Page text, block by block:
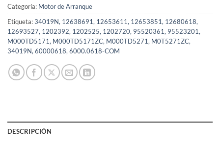
Categoría: Motor de Arranque
Etiqueta:34019N, 12638691, 12653611, 12653851, 12680618,
12693527, 1202392, 1202525, 1202720, 95520361, 95523201,
M000TD5171, M000TD5171ZC, M000TD5271, M0T5271ZC,
34019N, 60000618, 6000.0618-COM
DESCRIPCIÓN